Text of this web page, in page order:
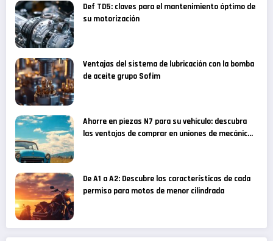
Def TD5: claves para el mantenimiento óptimo de
su motorización
Ventajas del sistema de lubricación con la bomba
de aceite grupo Sofim
Ahorre en piezas N7 para su vehículo: descubra
las ventajas de comprar en uniones de mecánicos
De A1 a A2: Descubre las características de cada
permiso para motos de menor cilindrada